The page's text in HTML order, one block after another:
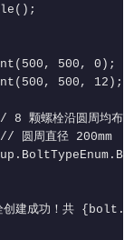
500, 0);
500, 12);
颗螺栓沿圆周均布
圆周直径 200mm
建成功！共